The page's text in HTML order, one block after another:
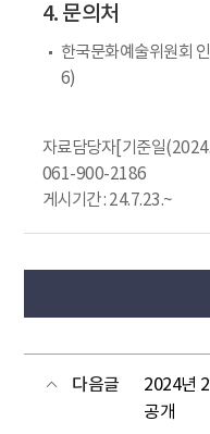
4. 문의처
한국문화예술위원회
6)
자료담당자[기준일
061-900-2186
게시기간 : 24.7.23.~
다음글
2024년
공개